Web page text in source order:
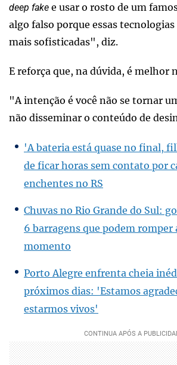
deep fake e usar o rosto de um
algo falso porque essas tecnologias
mais sofisticadas", diz.
E reforça que, na dúvida, é melhor
"A intenção é você não se tornar
não disseminar o conteúdo de
'A bateria está quase no final,
de ficar horas sem contato por
enchentes no RS
Chuvas no Rio Grande do Sul:
6 barragens que podem romper
momento
Porto Alegre enfrenta cheia
próximos dias: 'Estamos
estarmos vivos'